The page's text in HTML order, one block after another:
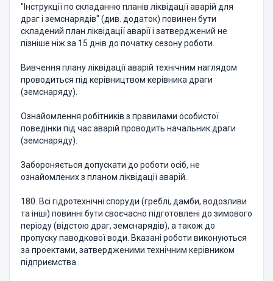
"Інструкції по складанню планів ліквідації аварій для
драг і земснарядів" (див. додаток) повинен бути
складений план ліквідації аварії і затверджений не
пізніше ніж за 15 днів до початку сезону роботи.
Вивчення плану ліквідації аварій технічним наглядом
проводиться під керівництвом керівника драги
(земснаряду).
Ознайомлення робітників з правилами особистої
поведінки під час аварій проводить начальник драги
(земснаряду).
Забороняється допускати до роботи осіб, не
ознайомлених з планом ліквідації аварій.
180. Всі гідротехнічні споруди (греблі, дамби, водозливи
та інші) повинні бути своєчасно підготовлені до зимового
періоду (відстою драг, земснарядів), а також до
пропуску паводкової води. Вказані роботи виконуються
за проектами, затвердженими технічним керівником
підприємства.